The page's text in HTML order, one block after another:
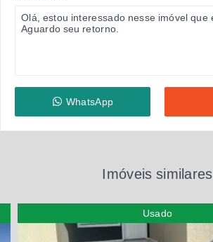
WhatsApp
Imóveis similares
Usado